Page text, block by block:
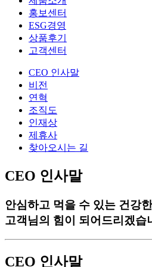
홍보센터
ESG경영
상품후기
고객센터
CEO 인사말
비전
연혁
조직도
인재상
제휴사
찾아오시는 길
CEO 인사말
안심하고 먹을 수 있는 건강
고객님의 힘이 되어드리겠습
CEO 인사말